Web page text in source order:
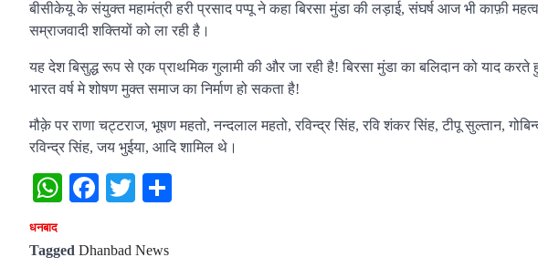
बीसीकेयू के संयुक्त महामंत्री हरी प्रसाद पप्पू ने कहा बिरसा मुंडा की लड़ाई, संघर्ष आज भी काफ़ी
सम्राजवादी शक्तियों को ला रही है।
यह देश बिसुद्ध रूप से एक प्राथमिक गुलामी की और जा रही है! बिरसा मुंडा का बलिदान को याद
भारत वर्ष मे शोषण मुक्त समाज का निर्माण हो सकता है!
मौक़े पर राणा चट्टराज, भूषण महतो, नन्दलाल महतो, रविन्द्र सिंह, रवि शंकर सिंह, टीपू सुल्तान,
रविन्द्र सिंह, जय भुईया, आदि शामिल थे।
WhatsApp
Facebook
Twitter
धनबाद
Tagged Dhanbad News